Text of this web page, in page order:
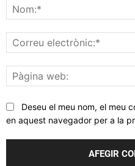
Deseu el meu nom, el meu
en aquest navegador per a la